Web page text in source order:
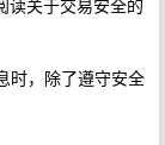
读关于交易安全的
时，除了遵守安全